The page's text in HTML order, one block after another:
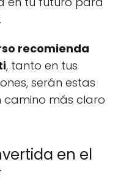
recomienda
, tanto en tus
serán estas
camino más claro
en el